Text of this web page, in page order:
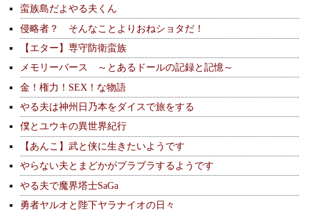
蛮族島だよやる夫くん
侵略者？ そんなことよりおねショタだ！
【エター】専守防衛蛮族
メモリーバース ～とあるドールの記録と記憶～
金！権力！SEX！な物語
やる夫は神州日乃本をダイスで旅をする
僕とユウキの異世界紀行
【あんこ】武と侠に生きたいようです
やらない夫とまどかがブラブラするようです
やる夫で魔界塔士SaGa
勇者ヤルオと陛下ヤラナイオの日々